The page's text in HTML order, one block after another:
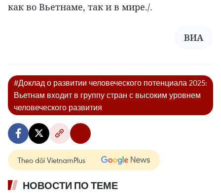
как во Вьетнаме, так и в мире./.
ВИА
#Доклад о развитии человеческого потенциала 2025:
Вьетнам входит в группу стран с высоким уровнем
человеческого развития
Theo dõi VietnamPlus
НОВОСТИ ПО ТЕМЕ